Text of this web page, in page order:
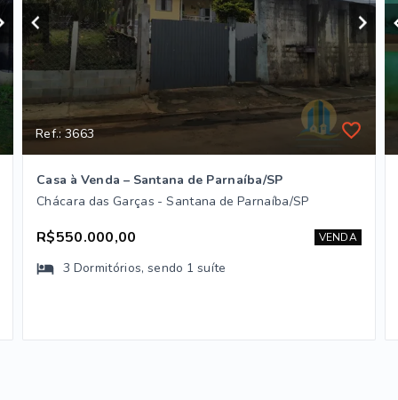
Ref.: 3663
Casa à Venda – Santana de Parnaíba/SP
Chácara das Garças - Santana de Parnaíba/SP
R$550.000,00 VENDA
3 Dormitórios, sendo 1 suíte